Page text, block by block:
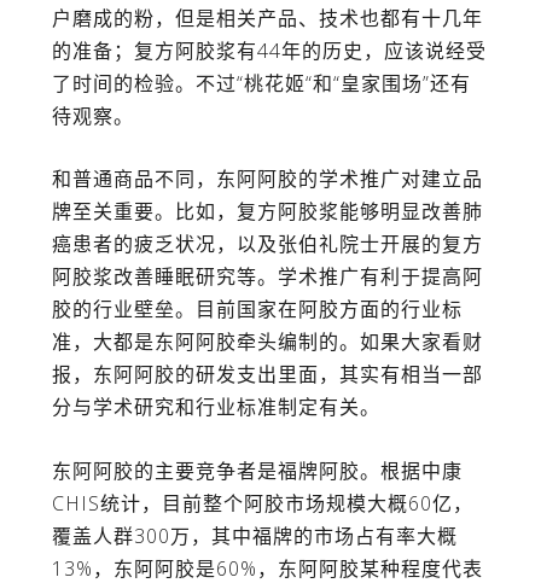
户磨成的粉，但是相关产品、技术也都有十几年
的准备；复方阿胶浆有44年的历史，应该说经受
了时间的检验。不过“桃花姬“和“皇家围场”还有
待观察。
和普通商品不同，东阿阿胶的学术推广对建立品
牌至关重要。比如，复方阿胶浆能够明显改善肺
癌患者的疲乏状况，以及张伯礼院士开展的复方
阿胶浆改善睡眠研究等。学术推广有利于提高阿
胶的行业壁垒。目前国家在阿胶方面的行业标
准，大都是东阿阿胶牵头编制的。如果大家看财
报，东阿阿胶的研发支出里面，其实有相当一部
分与学术研究和行业标准制定有关。
东阿阿胶的主要竞争者是福牌阿胶。根据中康
CHIS统计，目前整个阿胶市场规模大概60亿，
覆盖人群300万，其中福牌的市场占有率大概
13%，东阿阿胶是60%，东阿阿胶某种程度代表